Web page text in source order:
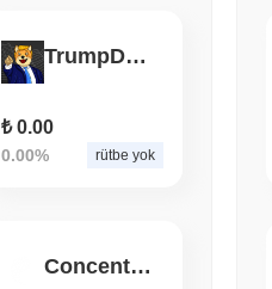
TrumpDoge
₺ 0.00
0.00% rütbe yok
Concentric.fi